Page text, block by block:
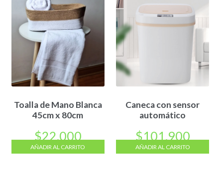
Toalla de Mano Blanca
45cm x 80cm
$22.000
AÑADIR AL CARRITO
Caneca con sensor
automático
$101.900
AÑADIR AL CARRITO